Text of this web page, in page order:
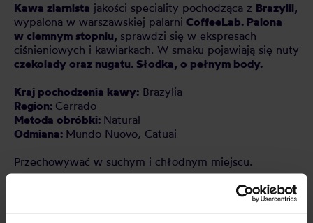
Kawa ziarnista jakości speciality pochodząca z Brazylii,
wypalona w warszawskiej palarni CoffeeLab. Palona
w ciemnym stopniu, sprawdzi się w ekspresach
ciśnieniowych i kawiarkach. W smaku pojawiają się nuty
czekolady oraz nugatu. Słodka, o pełnym body.
Kraj pochodzenia kawy: Brazylia
Region: Cerrado
Metoda obróbki: Natural
Odmiana: Mundo Nuovo, Catuai
Przechowywać w suchym i chłodnym miejscu.